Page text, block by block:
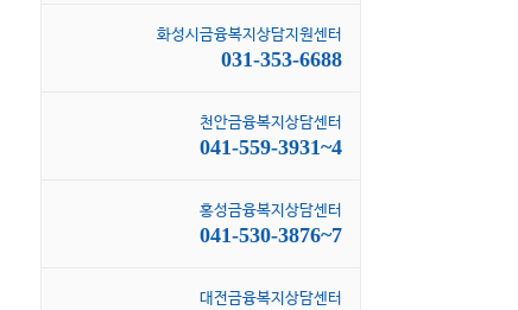
화성시금융복지상담지원센터
031-353-6688
천안금융복지상담센터
041-559-3931~4
홍성금융복지상담센터
041-530-3876~7
대전금융복지상담센터